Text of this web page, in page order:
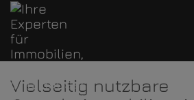
Vielseitig nutzbare